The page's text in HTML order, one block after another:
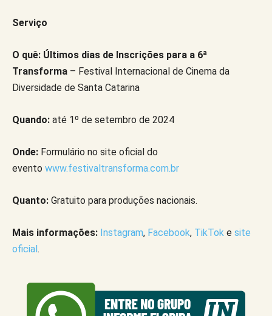
Serviço
O quê: Últimos dias de Inscrições para a 6ª
Transforma – Festival Internacional de Cinema da
Diversidade de Santa Catarina
Quando: até 1º de setembro de 2024
Onde: Formulário no site oficial do
evento www.festivaltransforma.com.br
Quanto: Gratuito para produções nacionais.
Mais informações: Instagram, Facebook, TikTok e site
oficial.